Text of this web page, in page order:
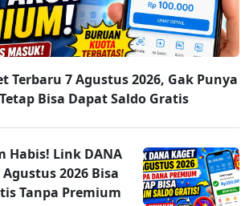
Terbaru 7 Agustus 2026, Gak Punya
Bisa Dapat Saldo Gratis
Habis! Link DANA
2026 Bisa
Tanpa Premium